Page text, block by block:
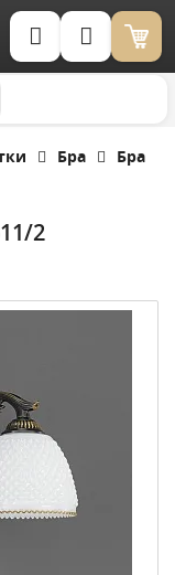
Корзина (0)
Бра
Бра
2